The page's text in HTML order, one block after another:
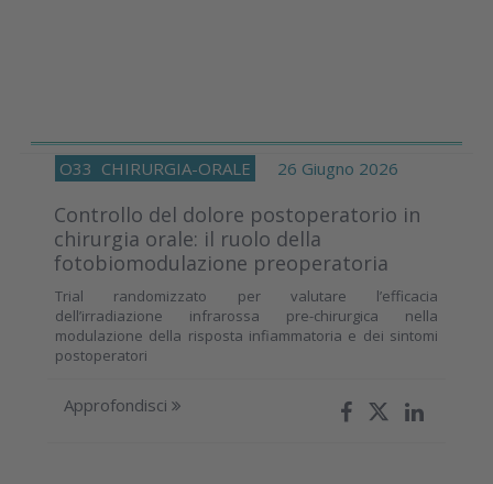
O33 CHIRURGIA-ORALE 26 Giugno 2026
Controllo del dolore postoperatorio in
chirurgia orale: il ruolo della
fotobiomodulazione preoperatoria
Trial randomizzato per valutare l’efficacia
dell’irradiazione infrarossa pre-chirurgica nella
modulazione della risposta infiammatoria e dei sintomi
postoperatori
Approfondisci